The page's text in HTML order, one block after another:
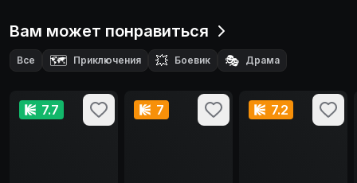
Вам может понравиться
Все 🗺️ Приключения 💥 Боевик 🎭 Драма
7.7 7 7.2